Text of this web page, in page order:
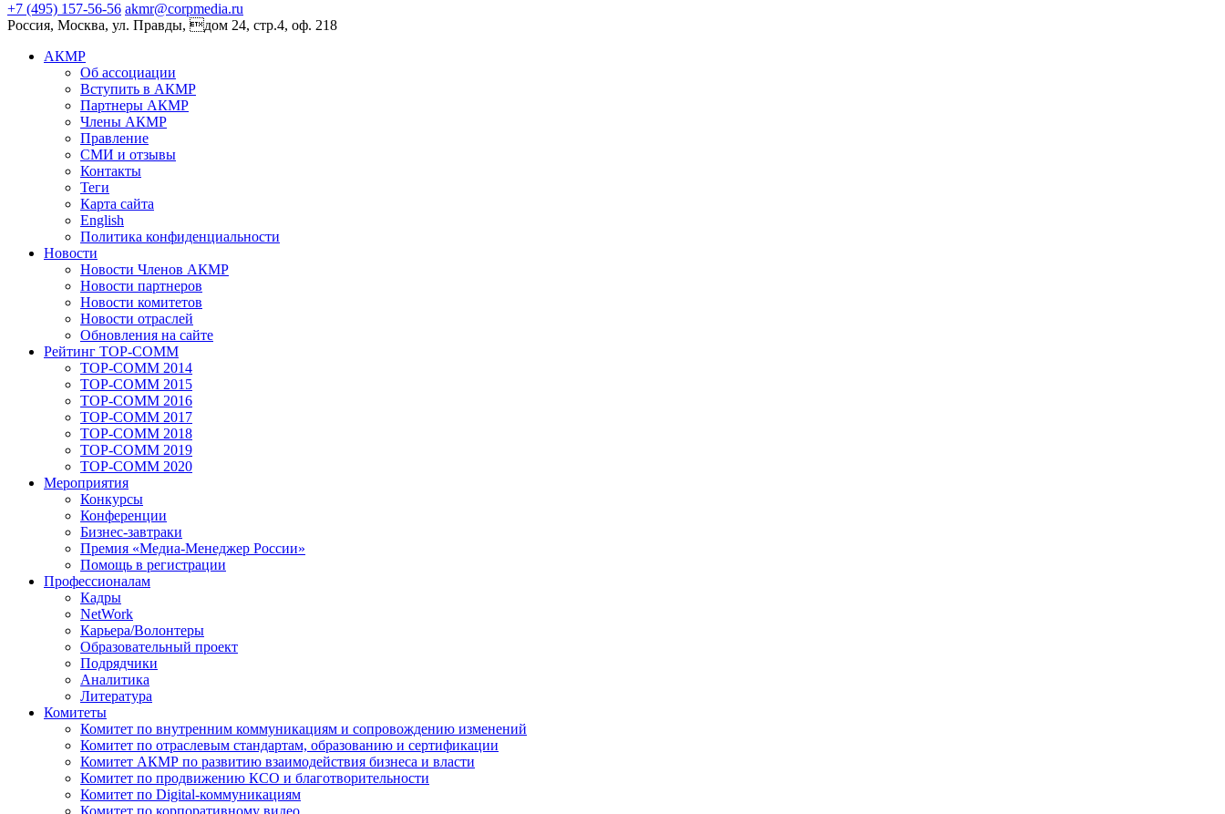
+7 (495) 157-56-56 akmr@corpmedia.ru
Россия, Москва, ул. Правды, дом 24, стр.4, оф. 218
АКМР
Об ассоциации
Вступить в АКМР
Партнеры АКМР
Члены АКМР
Правление
СМИ и отзывы
Контакты
Теги
Карта сайта
English
Политика конфиденциальности
Новости
Новости Членов АКМР
Новости партнеров
Новости комитетов
Новости отраслей
Обновления на сайте
Рейтинг TOP-COMM
TOP-COMM 2014
TOP-COMM 2015
TOP-COMM 2016
TOP-COMM 2017
TOP-COMM 2018
TOP-COMM 2019
TOP-COMM 2020
Мероприятия
Конкурсы
Конференции
Бизнес-завтраки
Премия «Медиа-Менеджер России»
Помощь в регистрации
Профессионалам
Кадры
NetWork
Карьера/Волонтеры
Образовательный проект
Подрядчики
Аналитика
Литература
Комитеты
Комитет по внутренним коммуникациям и сопровождению изменений
Комитет по отраслевым стандартам, образованию и сертификации
Комитет АКМР по развитию взаимодействия бизнеса и власти
Комитет по продвижению КСО и благотворительности
Комитет по Digital-коммуникациям